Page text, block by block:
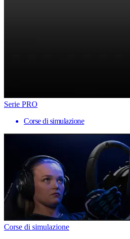
Serie PRO
Corse di simulazione
Corse di simulazione